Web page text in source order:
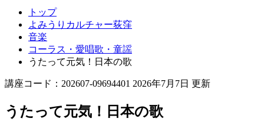
トップ
よみうりカルチャー荻窪
音楽
コーラス・愛唱歌・童謡
うたって元気！日本の歌
講座コード：202607-09694401 2026年7月7日 更新
うたって元気！日本の歌